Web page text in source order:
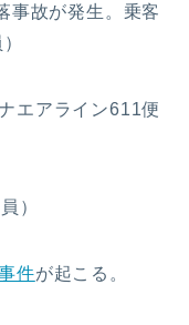
事故が発生。乗客
エアライン611便
）
件が起こる。